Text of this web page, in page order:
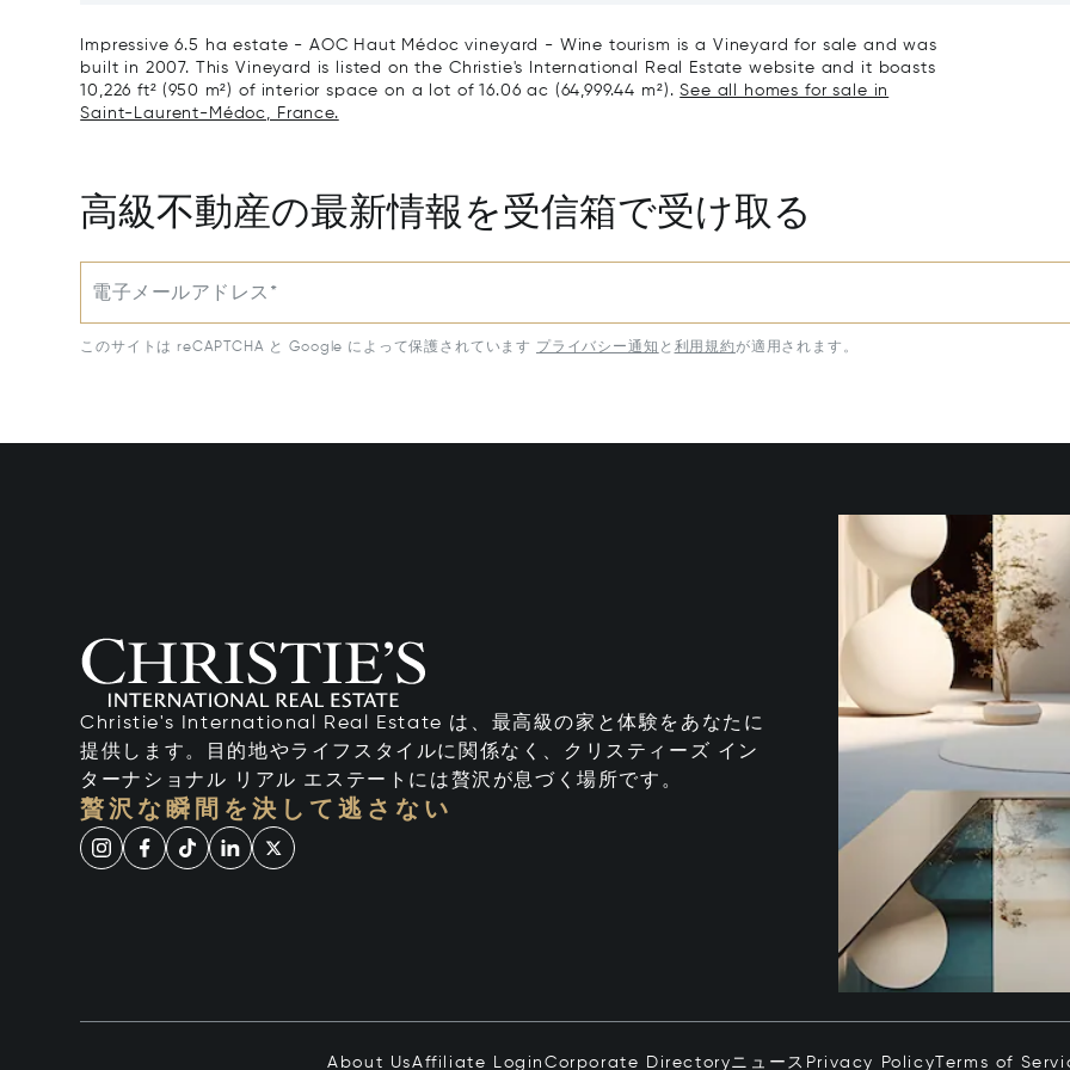
Impressive 6.5 ha estate - AOC Haut Médoc vineyard - Wine tourism is a Vineyard for sale and was
built in 2007. This Vineyard is listed on the Christie's International Real Estate website and it boasts
10,226 ft² (950 m²) of interior space on a lot of 16.06 ac (64,999.44 m²).See all homes for sale in
Saint-Laurent-Médoc, France.
高級不動産の最新情報を受信箱で受け取る
電子メールアドレス*
このサイトは reCAPTCHA と Google によって保護されています プライバシー通知 と 利用規約が適用されます。
Christie's International Real Estate は、最高級の家と体験をあなたに
提供します。目的地やライフスタイルに関係なく、クリスティーズ イン
ターナショナル リアル エステートには贅沢が息づく場所です。
贅沢な瞬間を決して逃さない
About UsAffiliate LoginCorporate Directoryニュース Privacy Policy Terms of